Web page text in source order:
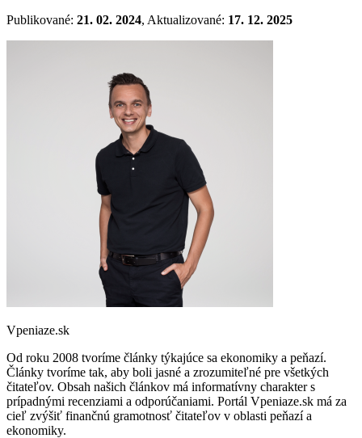
Publikované: 21. 02. 2024, Aktualizované: 17. 12. 2025
Vpeniaze.sk
Od roku 2008 tvoríme články týkajúce sa ekonomiky a peňazí.
Články tvoríme tak, aby boli jasné a zrozumiteľné pre všetkých
čitateľov. Obsah našich článkov má informatívny charakter s
prípadnými recenziami a odporúčaniami. Portál Vpeniaze.sk má za
cieľ zvýšiť finančnú gramotnosť čitateľov v oblasti peňazí a
ekonomiky.